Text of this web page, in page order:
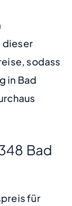
dieser
sodass
in Bad
Bad
für